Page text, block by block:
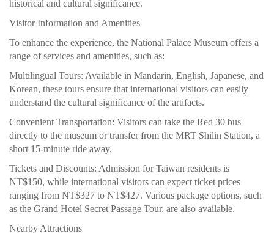
historical and cultural significance.
Visitor Information and Amenities
To enhance the experience, the National Palace Museum offers a
range of services and amenities, such as:
Multilingual Tours: Available in Mandarin, English, Japanese, and
Korean, these tours ensure that international visitors can easily
understand the cultural significance of the artifacts.
Convenient Transportation: Visitors can take the Red 30 bus
directly to the museum or transfer from the MRT Shilin Station, a
short 15-minute ride away.
Tickets and Discounts: Admission for Taiwan residents is
NT$150, while international visitors can expect ticket prices
ranging from NT$327 to NT$427. Various package options, such
as the Grand Hotel Secret Passage Tour, are also available.
Nearby Attractions